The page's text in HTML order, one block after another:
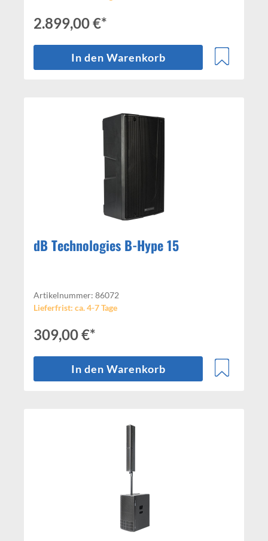
2.899,00 €*
In den Warenkorb
dB Technologies B-Hype 15
Artikelnummer: 86072
Lieferfrist: ca. 4-7 Tage
309,00 €*
In den Warenkorb